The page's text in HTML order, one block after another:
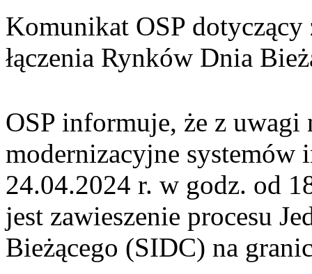
Komunikat OSP dotyczący
łączenia Rynków Dnia
OSP informuje, że z uwagi
modernizacyjne
24.04.2024 r. w godz. od
jest zawieszenie procesu
Bieżącego (SIDC) na